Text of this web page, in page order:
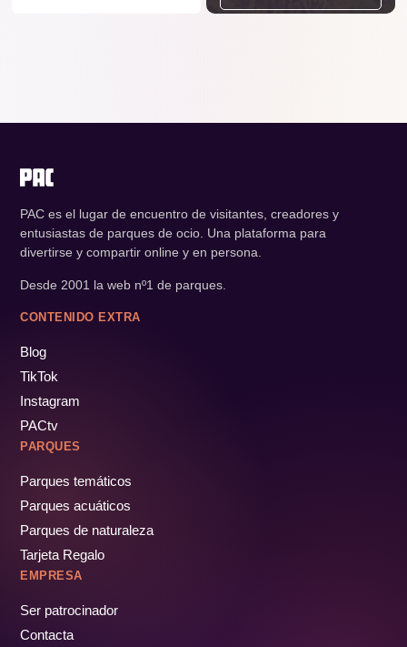
PAC es el lugar de encuentro de visitantes, creadores y
entusiastas de parques de ocio. Una plataforma para
divertirse y compartir online y en persona.
Desde 2001 la web nº1 de parques.
CONTENIDO EXTRA
Blog
TikTok
Instagram
PACtv
PARQUES
Parques temáticos
Parques acuáticos
Parques de naturaleza
Tarjeta Regalo
EMPRESA
Ser patrocinador
Contacta